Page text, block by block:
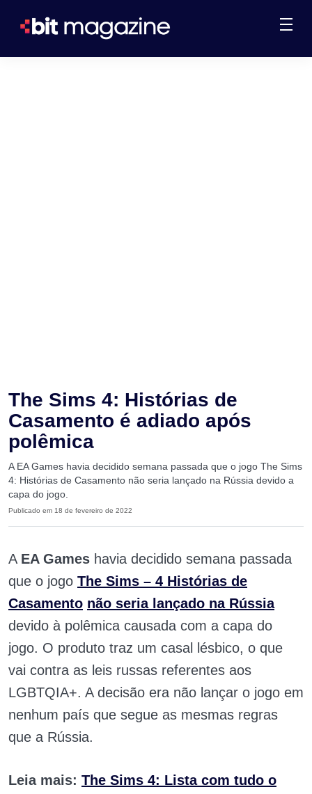
The Sims 4: Histórias de
Casamento é adiado após
polêmica
A EA Games havia decidido semana passada que o jogo The Sims
4: Histórias de Casamento não seria lançado na Rússia devido a
capa do jogo.
Publicado em 18 de fevereiro de 2022
A EA Games havia decidido semana passada
que o jogo The Sims – 4 Histórias de
Casamento não seria lançado na Rússia
devido à polêmica causada com a capa do
jogo. O produto traz um casal lésbico, o que
vai contra as leis russas referentes aos
LGBTQIA+. A decisão era não lançar o jogo em
nenhum país que segue as mesmas regras
que a Rússia.
Leia mais: The Sims 4: Lista com tudo o